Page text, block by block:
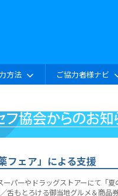
方法 ご協力者様ナビ
フェア」による支援
ーパーやドラッグストアーにて「夏
舌もとろける御当地グルメ＆商品